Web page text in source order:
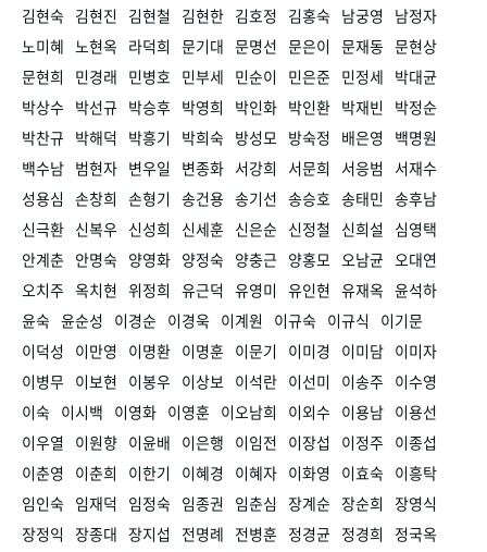
김현숙 김현진 김현철 김현한 김호정 김홍숙 남궁영
남정자
노미혜 노현옥 라덕희 문기대 문명선 문은이 문재동 문현상
문현희
민경래 민병호 민부세 민순이 민은준 민정세 박대균
박상수 박선규 박승후 박영희 박인화 박인환 박재빈
박정순
박찬규 박해덕 박흥기 박희숙 방성모 방숙정 배은영
백명원
백수남 범현자 변우일 변종화 서강희 서문희 서응범
서재수
성용심 손창희 손형기 송건용 송기선 송승호 송태민 송후남
신극환 신복우 신성희 신세훈 신은순 신정철 신희설
심영택
안계춘 안명숙 양영화 양정숙 양충근 양홍모 오남균 오대연
오치주 옥치현 위정희 유근덕 유영미 유인현 유재옥 윤석하
윤숙 윤순성 이경순 이경욱 이계원 이규숙 이규식
이기문
이덕성
이만영 이명환 이명훈 이문기 이미경 이미담 이미자
이병무 이보현 이봉우 이상보 이석란 이선미 이송주 이수영
이숙 이시백 이영화 이영훈 이오남희 이외수 이용남 이용선
이우열
이원향 이윤배 이은행 이임전 이장섭 이정주 이종섭
이춘영
이춘희 이한기 이혜경 이혜자 이화영 이효숙 이흥탁
임인숙 임재덕 임정숙 임종권 임춘심 장계순 장순희 장영식
장정익 장종대 장지섭 전명례 전병훈 정경균 정경희
정국옥